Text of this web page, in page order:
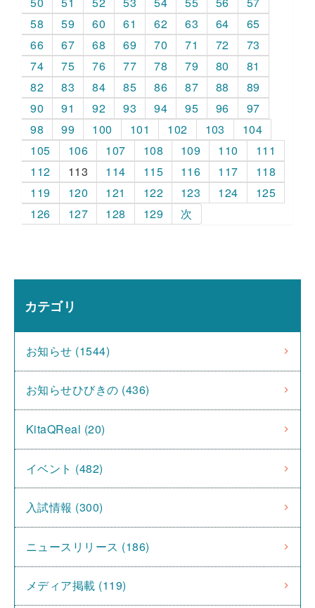
58
59 60 61 62 63 64
65
66
67 68 69 70 71 72
73
74
75 76 77 78 79 80
81
82
83 84 85 86 87 88
89
90
91 92 93 94 95 96
97
98
99 100 101 102 103
104
105
106 107 108 109 110
111
112
113 114 115 116 117
118
119
120 121 122 123 124
125
126
127 128 129 次
カテゴリ
お知らせ (1544)
お知らせひびきの (436)
KitaQReal (20)
イベント (482)
入試情報 (300)
ニュースリリース (186)
メディア掲載 (119)